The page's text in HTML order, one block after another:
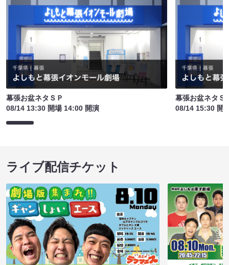
幕張お盆ネタＳＰ
08/14 13:30 開場 14:00 開演
幕張お盆ネタＳ
08/14 15:30 開
ライブ配信チケット